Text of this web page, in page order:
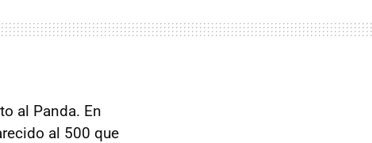
al Panda. En
al 500 que